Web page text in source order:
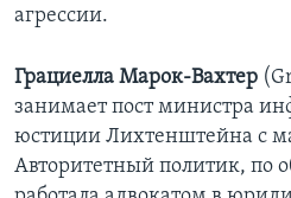
агрессии.
Грациелла Марок-Вахтер
занимает пост министра
юстиции Лихтенштейна с
Авторитетный политик, по